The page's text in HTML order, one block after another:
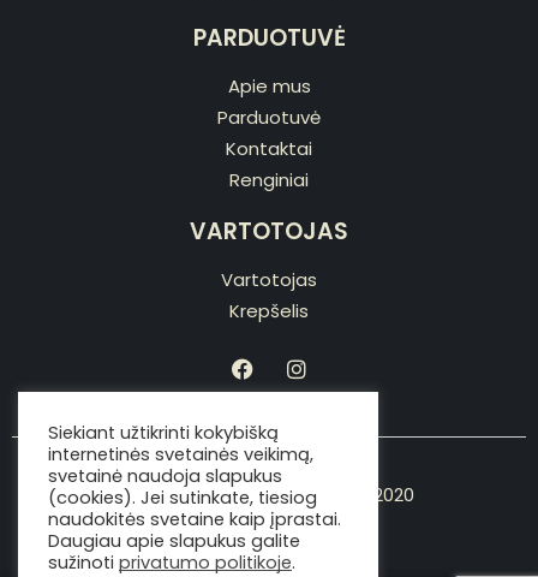
PARDUOTUVĖ
Apie mus
Parduotuvė
Kontaktai
Renginiai
VARTOTOJAS
Vartotojas
Krepšelis
Copyright © Viking the chef 2020
Siekiant užtikrinti kokybišką
internetinės svetainės veikimą,
svetainė naudoja slapukus
(cookies). Jei sutinkate, tiesiog
naudokitės svetaine kaip įprastai.
Daugiau apie slapukus galite
sužinoti privatumo politikoje.